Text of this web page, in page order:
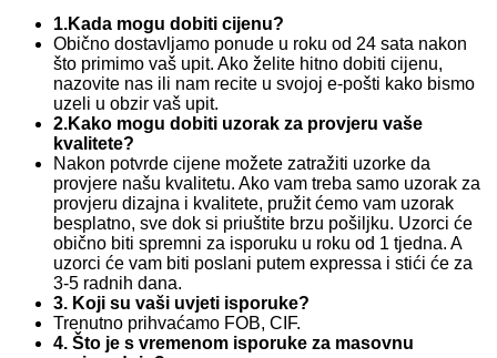
1.Kada mogu dobiti cijenu?
Obično dostavljamo ponude u roku od 24 sata nakon
što primimo vaš upit. Ako želite hitno dobiti cijenu,
nazovite nas ili nam recite u svojoj e-pošti kako bismo
uzeli u obzir vaš upit.
2.Kako mogu dobiti uzorak za provjeru vaše
kvalitete?
Nakon potvrde cijene možete zatražiti uzorke da
provjere našu kvalitetu. Ako vam treba samo uzorak za
provjeru dizajna i kvalitete, pružit ćemo vam uzorak
besplatno, sve dok si priuštite brzu pošiljku. Uzorci će
obično biti spremni za isporuku u roku od 1 tjedna. A
uzorci će vam biti poslani putem expressa i stići će za
3-5 radnih dana.
3. Koji su vaši uvjeti isporuke?
Trenutno prihvaćamo FOB, CIF.
4. Što je s vremenom isporuke za masovnu